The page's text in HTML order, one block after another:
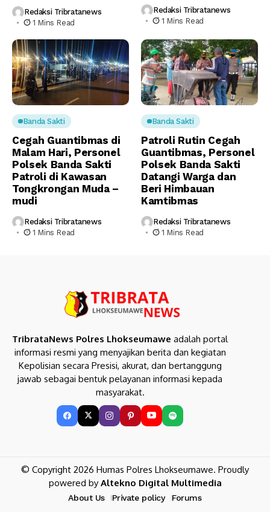
Redaksi Tribratanews
1 Mins Read
Redaksi Tribratanews
1 Mins Read
Banda Sakti
Cegah Guantibmas di
Malam Hari, Personel
Polsek Banda Sakti
Patroli di Kawasan
Tongkrongan Muda –
mudi
Redaksi Tribratanews
1 Mins Read
Banda Sakti
Patroli Rutin Cegah
Guantibmas, Personel
Polsek Banda Sakti
Datangi Warga dan
Beri Himbauan
Kamtibmas
Redaksi Tribratanews
1 Mins Read
TribrataNews Polres Lhokseumawe adalah portal
informasi resmi yang menyajikan berita dan kegiatan
Kepolisian secara Presisi, akurat, dan bertanggung
jawab sebagai bentuk pelayanan informasi kepada
masyarakat.
© Copyright 2026 Humas Polres Lhokseumawe. Proudly
powered by Altekno Digital Multimedia
About Us Private policy Forums